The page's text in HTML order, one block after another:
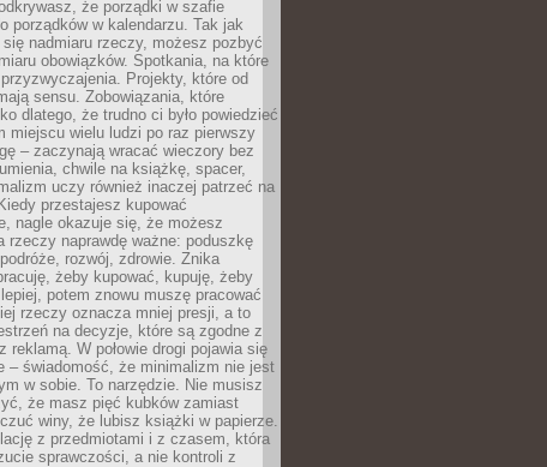
że porządki w szafie
porządków w kalendarzu. Tak jak
nadmiaru rzeczy, możesz pozbyć
obowiązków. Spotkania, na które
Projekty, które od
sensu. Zobowiązania, które
dlatego, że trudno ci było powiedzieć
miejscu wielu ludzi po raz pierwszy
– zaczynają wracać wieczory bez
chwile na książkę, spacer,
uczy również inaczej patrzeć na
przestajesz kupować
nagle okazuje się, że możesz
rzeczy naprawdę ważne: poduszkę
rozwój, zdrowie. Znika
żeby kupować, kupuję, żeby
potem znowu muszę pracować
rzeczy oznacza mniej presji, a to
na decyzje, które są zgodne z
reklamą. W połowie drogi pojawia się
– świadomość, że minimalizm nie jest
w sobie. To narzędzie. Nie musisz
że masz pięć kubków zamiast
winy, że lubisz książki w papierze.
z przedmiotami i z czasem, która
sprawczości, a nie kontroli z